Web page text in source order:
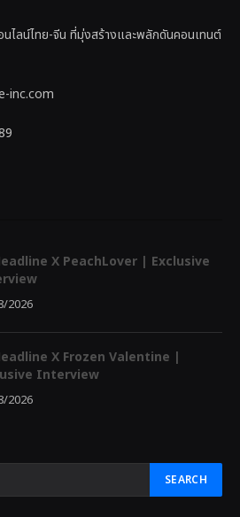
ไลน์ไทย-จีน ที่มุ่งสร้างและพลักดันคอนเทนต์
inc.com
X PeachLover | Exclusive
2026
X Frozen Valentine |
Interview
2026